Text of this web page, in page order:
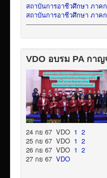
สถาบันการอาชีวศึกษา ภาค
สถาบันการอาชีวศึกษา ภาค
VDO อบรม PA กา
24 กย 67 VDO 1 2
25 กย 67 VDO 1 2
26 กย 67 VDO 1 2
27 กย 67 VDO